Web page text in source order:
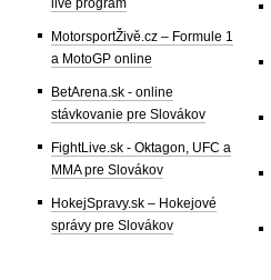
MotorsportŽivě.cz – Formule 1
a MotoGP online
BetArena.sk - online
stávkovanie pre Slovákov
FightLive.sk - Oktagon, UFC a
MMA pre Slovákov
HokejSpravy.sk – Hokejové
správy pre Slovákov